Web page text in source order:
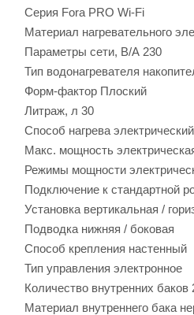
Серия Fora PRO Wi-Fi
Материал нагревательного
Параметры сети, В/А 230
Тип водонагревателя
Форм-фактор Плоский
Литраж, л 30
Способ нагрева электрический
Макс. мощность
Режимы мощности
Подключение к стандартной
Установка вертикальная /
Подводка нижняя / боковая
Способ крепления настенный
Тип управления электронное
Количество внутренних баков
Материал внутреннего бака